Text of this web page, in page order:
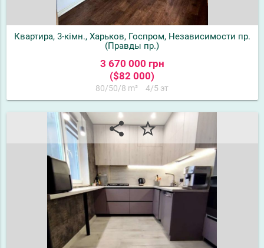
Квартира, 3-кімн., Харьков, Госпром, Независимости пр.
(Правды пр.)
3 670 000 грн
($82 000)
80/50/8 m² 4/5 эт
share star_border